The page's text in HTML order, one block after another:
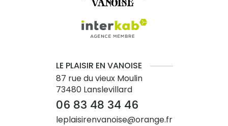
LE PLAISIR EN VANOISE
87 rue du vieux Moulin
73480 Lanslevillard
06 83 48 34 46
leplaisirenvanoise@orange.fr